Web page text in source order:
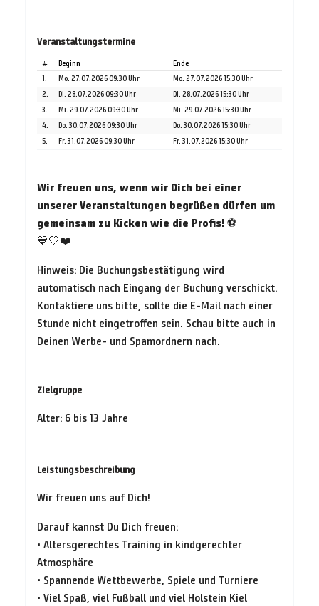
Veranstaltungstermine
# Beginn
Ende
1.
Mo. 27.07.2026 09:30 Uhr
Mo. 27.07.2026 15:30 Uhr
2.
Di. 28.07.2026 09:30 Uhr
Di. 28.07.2026 15:30 Uhr
3.
Mi. 29.07.2026 09:30 Uhr
Mi. 29.07.2026 15:30 Uhr
4.
Do. 30.07.2026 09:30 Uhr
Do. 30.07.2026 15:30 Uhr
5.
Fr. 31.07.2026 09:30 Uhr Fr. 31.07.2026 15:30 Uhr
Wir freuen uns, wenn wir Dich bei einer
unserer Veranstaltungen begrüßen dürfen um
gemeinsam zu Kicken wie die Profis! ⚽
💙🤍❤️
Hinweis: Die Buchungsbestätigung wird
automatisch nach Eingang der Buchung verschickt.
Kontaktiere uns bitte, sollte die E-Mail nach einer
Stunde nicht eingetroffen sein. Schau bitte auch in
Deinen Werbe- und Spamordnern nach.
Zielgruppe
Alter: 6 bis 13 Jahre
Leistungsbeschreibung
Wir freuen uns auf Dich!
Darauf kannst Du Dich freuen:
• Altersgerechtes Training in kindgerechter
Atmosphäre
• Spannende Wettbewerbe, Spiele und Turniere
• Viel Spaß, viel Fußball und viel Holstein Kiel